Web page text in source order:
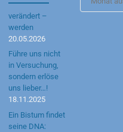
verändert –
werden
20.05.2026
Führe uns nicht
in Versuchung,
sondern erlöse
uns lieber…!
18.11.2025
Ein Bistum findet
seine DNA:
Archiv